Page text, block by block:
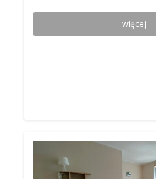
więcej